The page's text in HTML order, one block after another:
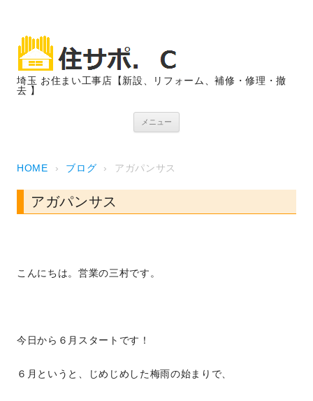
埼玉 お住まい工事店【新設、リフォーム、補修・修理・撤
去 】
メニュー
HOME › ブログ › アガパンサス
アガパンサス
こんにちは。営業の三村です。
今日から６月スタートです！
６月というと、じめじめした梅雨の始まりで、